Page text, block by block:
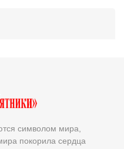
символом мира,
покорила сердца